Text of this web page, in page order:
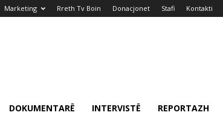
Marketing Rreth Tv Boin Donacjonet Stafi Kontakti
DOKUMENTARË INTERVISTË REPORTAZH